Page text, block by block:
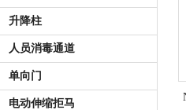
升降柱
人员消毒通道
单向门
电动伸缩拒马